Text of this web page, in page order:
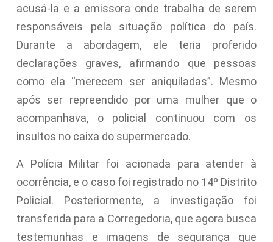
acusá-la e a emissora onde trabalha de serem
responsáveis pela situação política do país.
Durante a abordagem, ele teria proferido
declarações graves, afirmando que pessoas
como ela “merecem ser aniquiladas”. Mesmo
após ser repreendido por uma mulher que o
acompanhava, o policial continuou com os
insultos no caixa do supermercado.
A Polícia Militar foi acionada para atender à
ocorrência, e o caso foi registrado no 14º Distrito
Policial. Posteriormente, a investigação foi
transferida para a Corregedoria, que agora busca
testemunhas e imagens de segurança que